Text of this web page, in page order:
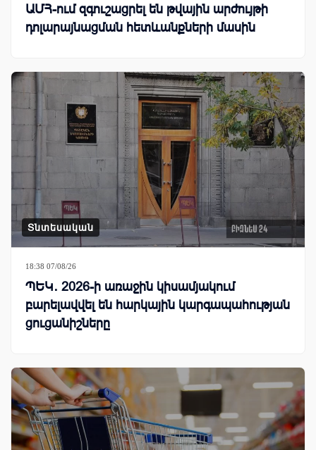
ԱՄՀ-ում զգուշացրել են թվային արժույթի
դոլարայնացման հետևանքների մասին
Տնտեսական
18:38 07/08/26
ՊԵԿ․ 2026-ի առաջին կիսամյակում
բարելավվել են հարկային կարգապահության
ցուցանիշները